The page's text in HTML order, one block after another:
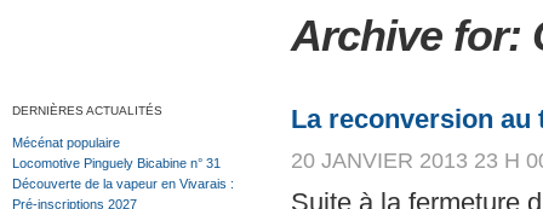
Archive for:
DERNIÈRES ACTUALITÉS
Mécénat populaire
Locomotive Pinguely Bicabine n° 31
Découverte de la vapeur en Vivarais :
Pré-inscriptions 2027
La reconversion au
20 JANVIER 2013 23 H
Suite à la fermeture